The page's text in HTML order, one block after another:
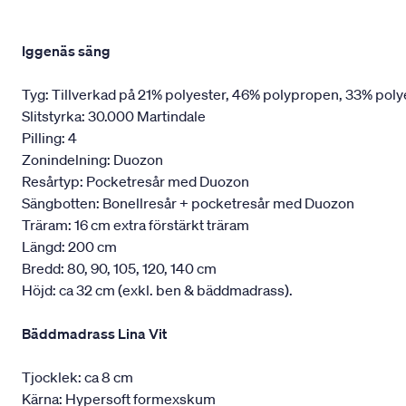
Iggenäs säng
Tyg: Tillverkad på 21% polyester, 46% polypropen, 33%
Slitstyrka: 30.000 Martindale
Pilling: 4
Zonindelning: Duozon
Resårtyp: Pocketresår med Duozon
Sängbotten: Bonellresår + pocketresår med Duozon
Träram: 16 cm extra förstärkt träram
Längd: 200 cm
Bredd: 80, 90, 105, 120, 140 cm
Höjd: ca 32 cm (exkl. ben & bäddmadrass).
Bäddmadrass Lina Vit
Tjocklek: ca 8 cm
Kärna: Hypersoft formexskum